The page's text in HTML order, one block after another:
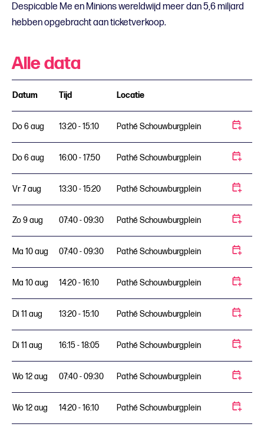
Despicable Me en Minions wereldwijd meer dan 5,6 miljard
hebben opgebracht aan ticketverkoop.
Alle data
Datum Tijd Locatie
Do 6 aug 13:20 - 15:10 Pathé Schouwburgplein
Do 6 aug 16:00 - 17:50 Pathé Schouwburgplein
Vr 7 aug 13:30 - 15:20 Pathé Schouwburgplein
Zo 9 aug 07:40 - 09:30 Pathé Schouwburgplein
Ma 10 aug 07:40 - 09:30 Pathé Schouwburgplein
Ma 10 aug 14:20 - 16:10 Pathé Schouwburgplein
Di 11 aug 13:20 - 15:10 Pathé Schouwburgplein
Di 11 aug 16:15 - 18:05 Pathé Schouwburgplein
Wo 12 aug 07:40 - 09:30 Pathé Schouwburgplein
Wo 12 aug 14:20 - 16:10 Pathé Schouwburgplein